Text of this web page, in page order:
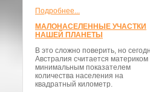
Подробнее...
МАЛОНАСЕЛЕННЫЕ УЧАСТКИ
НАШЕЙ ПЛАНЕТЫ
В это сложно поверить, но
Австралия считается материком
минимальным показателем
количества населения на
квадратный километр.